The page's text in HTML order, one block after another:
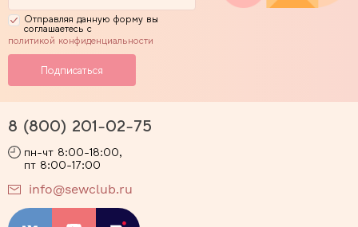
Отправляя данную форму вы
соглашаетесь с
политикой конфиденциальности
8 (800) 201-02-75
пн-чт 8:00-18:00,
пт 8:00-17:00
info@sewclub.ru